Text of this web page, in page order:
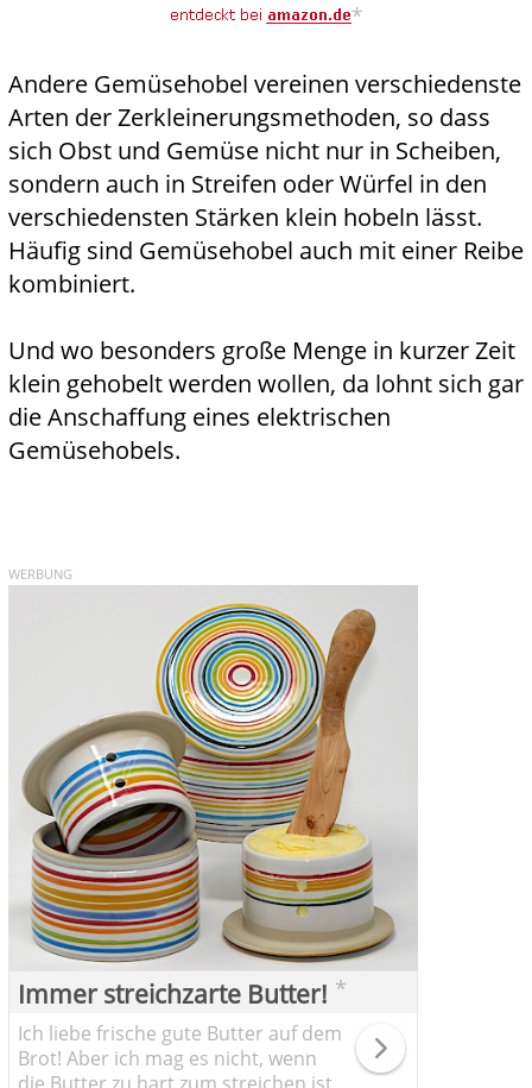
*
Andere Gemüsehobel vereinen verschiedenste
Arten der Zerkleinerungsmethoden, so dass
sich Obst und Gemüse nicht nur in Scheiben,
sondern auch in Streifen oder Würfel in den
verschiedensten Stärken klein hobeln lässt.
Häufig sind Gemüsehobel auch mit einer Reibe
kombiniert.
Und wo besonders große Menge in kurzer Zeit
klein gehobelt werden wollen, da lohnt sich gar
die Anschaffung eines elektrischen
Gemüsehobels.
WERBUNG
Immer streichzarte Butter! *
Ich liebe frische gute Butter auf dem
Brot! Aber ich mag es nicht, wenn